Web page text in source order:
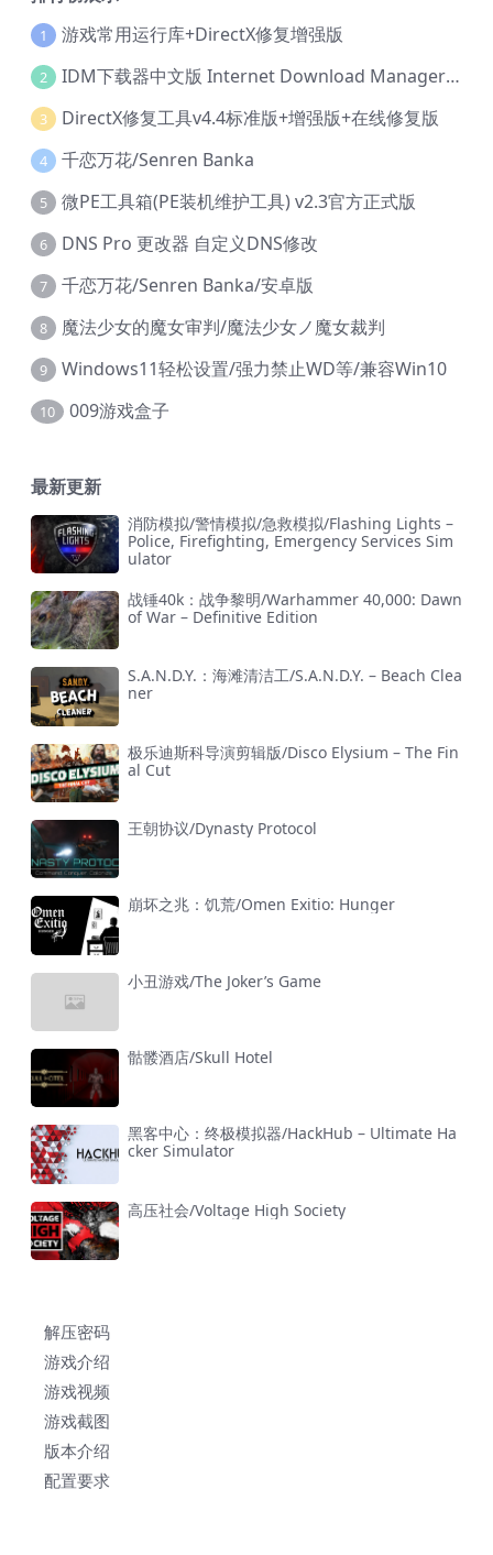
1 游戏常用运行库+DirectX修复增强版
2 IDM下载器中文版 Internet Download Manager v6.42.36 IDM
3 DirectX修复工具v4.4标准版+增强版+在线修复版
4 千恋万花/Senren Banka
5 微PE工具箱(PE装机维护工具) v2.3官方正式版
6 DNS Pro 更改器 自定义DNS修改
7 千恋万花/Senren Banka/安卓版
8 魔法少女的魔女审判/魔法少女ノ魔女裁判
9 Windows11轻松设置/强力禁止WD等/兼容Win10
10 009游戏盒子
最新更新
消防模拟/警情模拟/急救模拟/Flashing Lights –
Police, Firefighting, Emergency Services Sim
ulator
战锤40k：战争黎明/Warhammer 40,000: Dawn
of War – Definitive Edition
S.A.N.D.Y.：海滩清洁工/S.A.N.D.Y. – Beach Clea
ner
极乐迪斯科导演剪辑版/Disco Elysium – The Fin
al Cut
王朝协议/Dynasty Protocol
崩坏之兆：饥荒/Omen Exitio: Hunger
小丑游戏/The Joker’s Game
骷髅酒店/Skull Hotel
黑客中心：终极模拟器/HackHub – Ultimate Ha
cker Simulator
高压社会/Voltage High Society
解压密码
游戏介绍
游戏视频
游戏截图
版本介绍
配置要求